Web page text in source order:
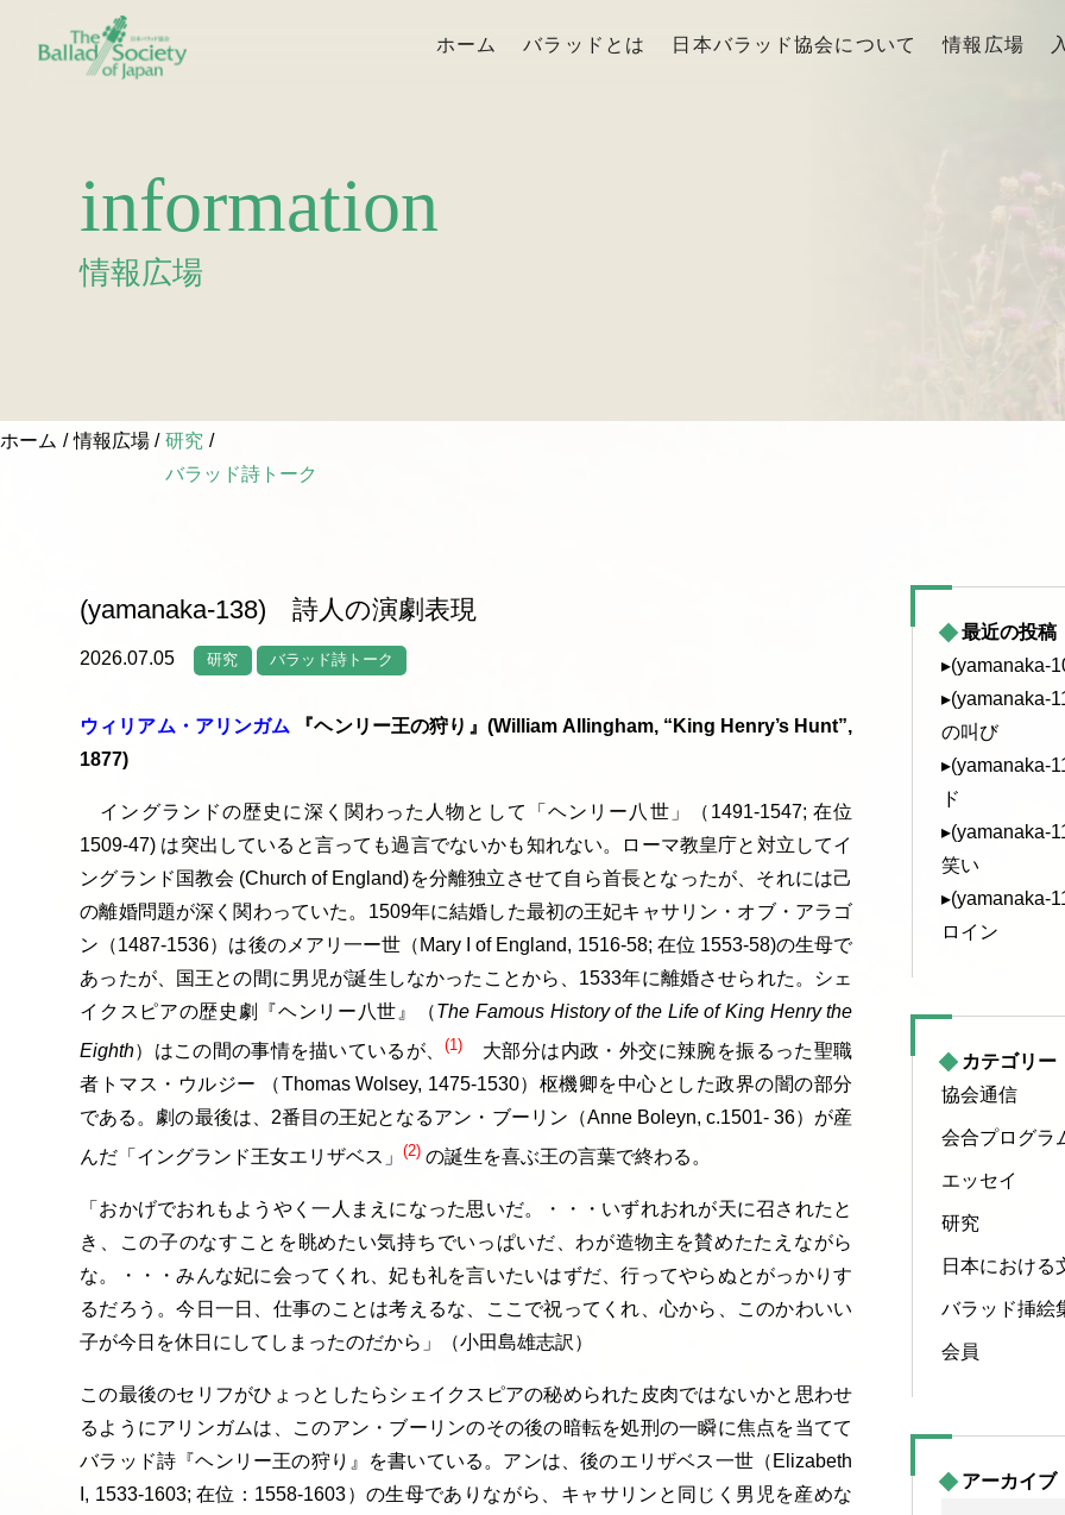
ホーム バラッドとは 日本バラッド協会について 情報広場
information
情報広場
ホーム 情報広場
研究
バラッド詩トーク
(yamanaka-138) 詩人の演劇表現
2026.07.05 研究 バラッド詩トーク
ウィリアム・アリンガム 『ヘンリー王の狩り』(William Allingham, “King Henry’s Hunt”,
1877)
イングランドの歴史に深く関わった人物として「ヘンリー八世」（1491-1547; 在位
1509-47) は突出していると言っても過言でないかも知れない。ローマ教皇庁と対立してイ
ングランド国教会 (Church of England)を分離独立させて自ら首長となったが、それには己
の離婚問題が深く関わっていた。1509年に結婚した最初の王妃キャサリン・オブ・アラゴ
ン（1487-1536）は後のメアリ一ー世（Mary I of England, 1516-58; 在位 1553-58)の生母で
あったが、国王との間に男児が誕生しなかったことから、1533年に離婚させられた。シェ
イクスピアの歴史劇『ヘンリー八世』（The Famous History of the Life of King Henry the
Eighth）はこの間の事情を描いているが、(1) 大部分は内政・外交に辣腕を振るった聖職
者トマス・ウルジー （Thomas Wolsey, 1475-1530）枢機卿を中心とした政界の闇の部分
である。劇の最後は、2番目の王妃となるアン・ブーリン（Anne Boleyn, c.1501- 36）が産
んだ「イングランド王女エリザベス」(2) の誕生を喜ぶ王の言葉で終わる。
「おかげでおれもようやく一人まえになった思いだ。・・・いずれおれが天に召されたと
き、この子のなすことを眺めたい気持ちでいっぱいだ、わが造物主を賛めたたえながら
な。・・・みんな妃に会ってくれ、妃も礼を言いたいはずだ、行ってやらぬとがっかりす
るだろう。今日一日、仕事のことは考えるな、ここで祝ってくれ、心から、このかわいい
子が今日を休日にしてしまったのだから」（小田島雄志訳）
この最後のセリフがひょっとしたらシェイクスピアの秘められた皮肉ではないかと思わせ
るようにアリンガムは、このアン・ブーリンのその後の暗転を処刑の一瞬に焦点を当てて
バラッド詩『ヘンリー王の狩り』を書いている。アンは、後のエリザベス一世（Elizabeth
I, 1533-1603; 在位：1558-1603）の生母でありながら、キャサリンと同じく男児を産めな
最近の投稿
▸(yamanaka-
▸(yamanaka-
の叫び
▸(yamanaka-
ド
▸(yamanaka-
笑い
▸(yamanaka-
ロイン
カテゴリー
協会通信
会合プログラ
エッセイ
研究
日本における
バラッド挿絵
会員
アーカイブ